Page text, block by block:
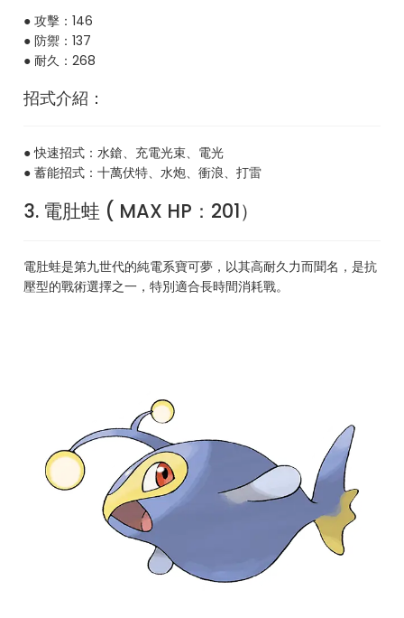
● 攻擊：146
● 防禦：137
● 耐久：268
招式介紹：
● 快速招式：水鎗、充電光束、電光
● 蓄能招式：十萬伏特、水炮、衝浪、打雷
3. 電肚蛙 ( MAX HP：201）
電肚蛙是第九世代的純電系寶可夢，以其高耐久力而聞名，是抗
壓型的戰術選擇之一，特別適合長時間消耗戰。